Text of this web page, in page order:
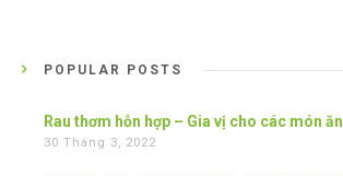
POPULAR POSTS
Rau thơm hỗn hợp – Gia vị cho các món ăn
30 Tháng 3, 2022